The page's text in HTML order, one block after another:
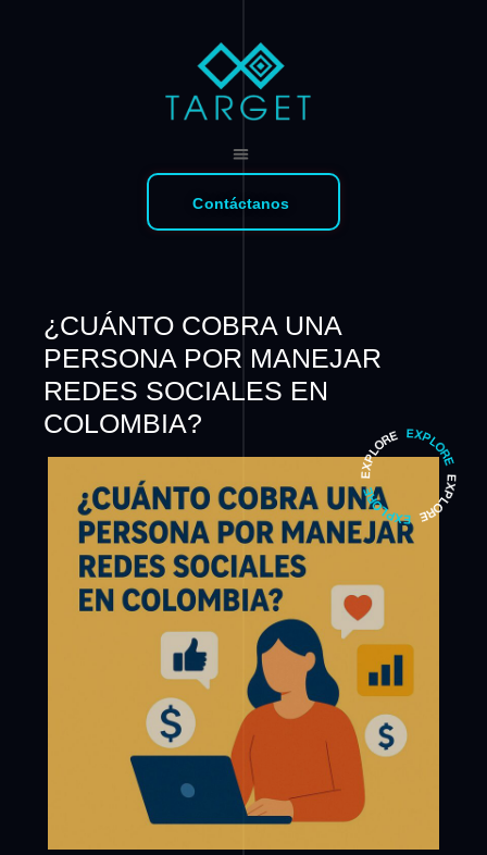
Contáctanos
¿CUÁNTO COBRA UNA
PERSONA POR MANEJAR
REDES SOCIALES EN
COLOMBIA?